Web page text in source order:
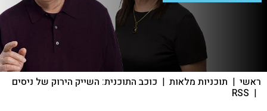
ראשי | תוכניות מלאות | כוכב התוכנית: השייק הירוק של ניסים
|
RSS